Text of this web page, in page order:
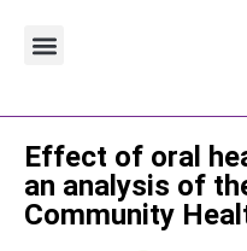
Original Article
Effect of oral
an analysis of
Community